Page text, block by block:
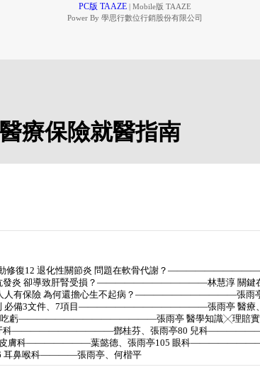
PC版 TAAZE | Mobile版 TAAZE
Power By 學思行數位行銷股份有限公司
療保險就醫指南
復12 退化性關節炎 問題在軟骨代謝？――――――――――――
卻導致肝腎受損？――――――――――――林慧淳 關鍵在枕
人人有保險 為何還擔心生不起病？―――――――――――張雨亭
文件、7項目――――――――――――――張雨亭 醫療、停工
虧―――――――――――――――張雨亭 醫學知識╳理賠實務
鄧桂芬、張雨亭80 兒科
膚科―――――――葉懿德、張雨亭105 眼科
鼻喉科――――張雨亭、何楷平